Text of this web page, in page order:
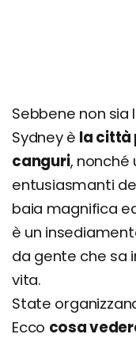
Sebbene non sia
Sydney è la città
canguri, nonché
entusiasmanti
baia magnifica
è un
da gente che sa
vita.
State
Ecco cosa